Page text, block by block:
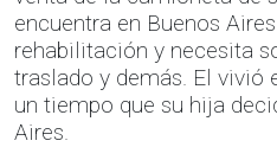
encuentra en Buenos
rehabilitación y necesita
traslado y demás. El vivió
un tiempo que su hija
Aires.